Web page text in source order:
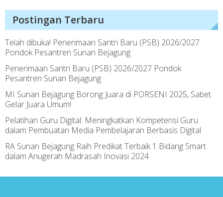
Postingan Terbaru
Telah dibuka! Penerimaan Santri Baru (PSB) 2026/2027
Pondok Pesantren Sunan Bejagung
Penerimaan Santri Baru (PSB) 2026/2027 Pondok
Pesantren Sunan Bejagung
MI Sunan Bejagung Borong Juara di PORSENI 2025, Sabet
Gelar Juara Umum!
Pelatihan Guru Digital: Meningkatkan Kompetensi Guru
dalam Pembuatan Media Pembelajaran Berbasis Digital
RA Sunan Bejagung Raih Predikat Terbaik 1 Bidang Smart
dalam Anugerah Madrasah Inovasi 2024